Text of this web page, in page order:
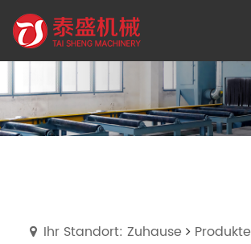
Ihr Standort: Zuhause Produkte